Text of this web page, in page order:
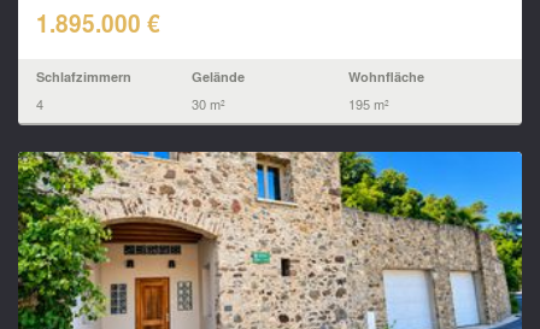
1.895.000 €
Schlafzimmern
4
Gelände
30 m²
Wohnfläche
195 m²